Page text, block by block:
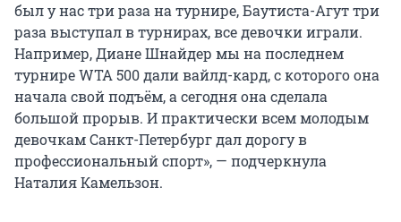
был у нас три раза на турнире, Баутиста-Агут три
раза выступал в турнирах, все девочки играли.
Например, Диане Шнайдер мы на последнем
турнире WTA 500 дали вайлд-кард, с которого она
начала свой подъём, а сегодня она сделала
большой прорыв. И практически всем молодым
девочкам Санкт-Петербург дал дорогу в
профессиональный спорт», — подчеркнула
Наталия Камельзон.